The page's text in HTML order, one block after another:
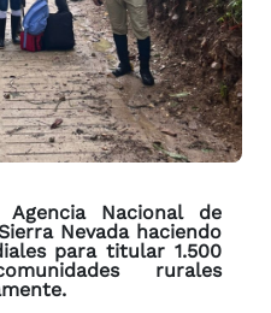
Nacional de
Nevada haciendo
para titular 1.500
rurales